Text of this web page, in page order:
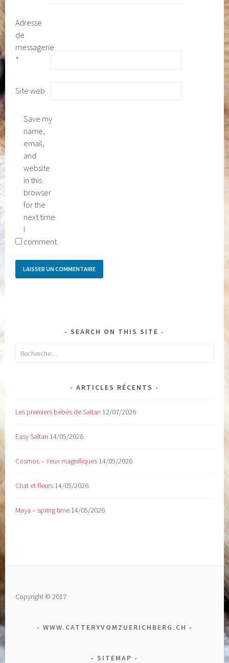
Adresse
de
messagerie
*
Site web
Save my
name,
email,
and
website
in this
browser
for the
next time
I
comment.
SEARCH ON THIS SITE
Rechercher :
ARTICLES RÉCENTS
Les premiers bébés de Saltan 12/07/2026
Easy Saltan 14/05/2026
Cosmos – Yeux magnifiques 14/05/2026
Chat et fleurs 14/05/2026
Maya – spring time 14/05/2026
Copyright © 2017
WWW.CATTERYVOMZUERICHBERG.CH
SITEMAP